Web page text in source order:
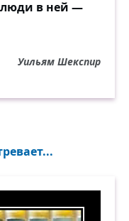
в ней —
Уильям Шекспир